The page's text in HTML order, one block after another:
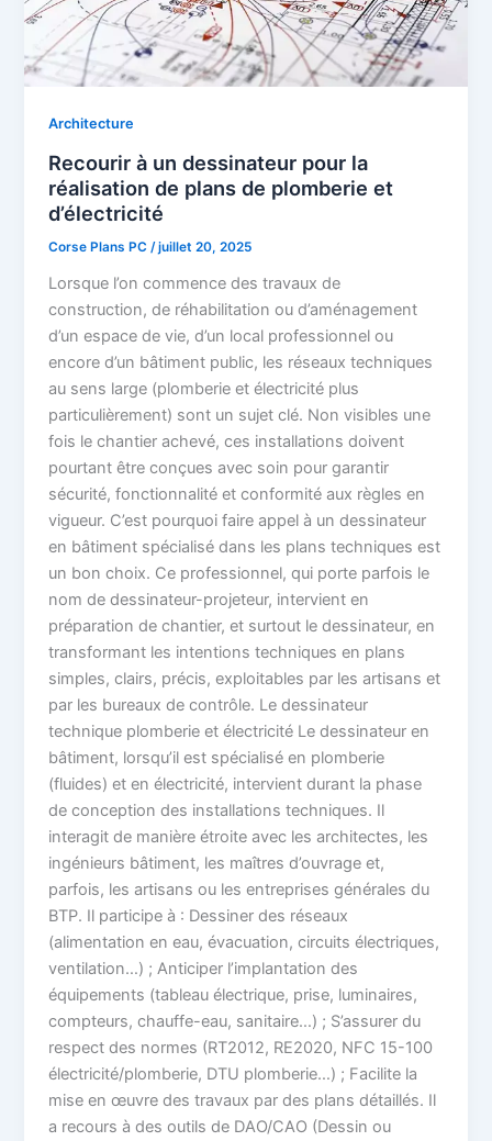
Architecture
Recourir à un dessinateur pour la
réalisation de plans de plomberie et
d’électricité
Corse Plans PC/juillet 20, 2025
Lorsque l’on commence des travaux de
construction, de réhabilitation ou d’aménagement
d’un espace de vie, d’un local professionnel ou
encore d’un bâtiment public, les réseaux techniques
au sens large (plomberie et électricité plus
particulièrement) sont un sujet clé. Non visibles une
fois le chantier achevé, ces installations doivent
pourtant être conçues avec soin pour garantir
sécurité, fonctionnalité et conformité aux règles en
vigueur. C’est pourquoi faire appel à un dessinateur
en bâtiment spécialisé dans les plans techniques est
un bon choix. Ce professionnel, qui porte parfois le
nom de dessinateur-projeteur, intervient en
préparation de chantier, et surtout le dessinateur, en
transformant les intentions techniques en plans
simples, clairs, précis, exploitables par les artisans et
par les bureaux de contrôle. Le dessinateur
technique plomberie et électricité Le dessinateur en
bâtiment, lorsqu’il est spécialisé en plomberie
(fluides) et en électricité, intervient durant la phase
de conception des installations techniques. Il
interagit de manière étroite avec les architectes, les
ingénieurs bâtiment, les maîtres d’ouvrage et,
parfois, les artisans ou les entreprises générales du
BTP. Il participe à : Dessiner des réseaux
(alimentation en eau, évacuation, circuits électriques,
ventilation…) ; Anticiper l’implantation des
équipements (tableau électrique, prise, luminaires,
compteurs, chauffe-eau, sanitaire…) ; S’assurer du
respect des normes (RT2012, RE2020, NFC 15-100
électricité/plomberie, DTU plomberie…) ; Facilite la
mise en œuvre des travaux par des plans détaillés. Il
a recours à des outils de DAO/CAO (Dessin ou